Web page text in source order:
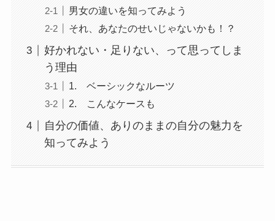
男女の違いを知ってみよう
それ、あなたのせいじゃないかも！？
好かれない・足りない、って思ってしま
う理由
1. ベーシックなルーツ
2. こんなケースも
自分の価値、ありのままの自分の魅力を
知ってみよう